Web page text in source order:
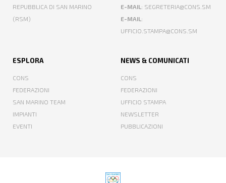
REPUBBLICA DI SAN MARINO
(RSM)
E-MAIL: SEGRETERIA@CONS.SM
E-MAIL:
UFFICIO.STAMPA@CONS.SM
ESPLORA
CONS
FEDERAZIONI
SAN MARINO TEAM
IMPIANTI
EVENTI
NEWS & COMUNICATI
CONS
FEDERAZIONI
UFFICIO STAMPA
NEWSLETTER
PUBBLICAZIONI